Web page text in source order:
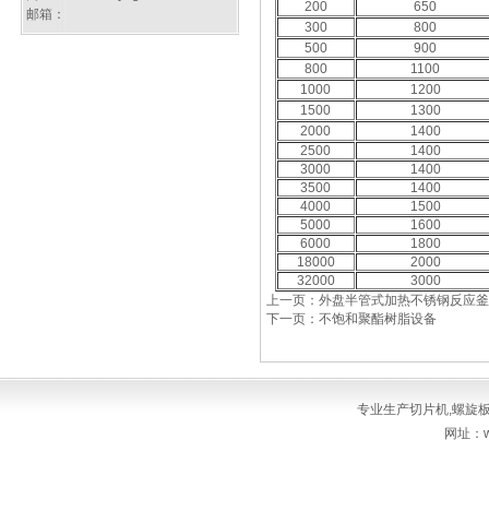
邮箱：
200
650
300
800
500
900
800
1100
1000
1200
1500
1300
2000
1400
2500
1400
3000
1400
3500
1400
4000
1500
5000
1600
6000
1800
18000
2000
32000
3000
上一页：外盘半管式加热不锈钢反应釜
下一页：不饱和聚酯树脂设备
专业生产切片机,螺旋
网址